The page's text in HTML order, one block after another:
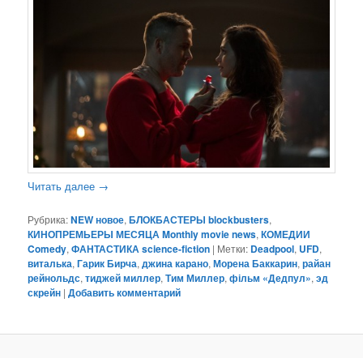
Читать далее →
Рубрика:NEW новое,БЛОКБАСТЕРЫ blockbusters,
КИНОПРЕМЬЕРЫ МЕСЯЦА Monthly movie news,КОМЕДИИ
Comedy,ФАНТАСТИКА science-fiction | Метки: Deadpool, UFD,
виталька,Гарик Бирча,джина карано,Морена Баккарин,райан
рейнольдс,тиджей миллер,Тим Миллер,фільм «Дедпул»,эд
скрейн |Добавить комментарий